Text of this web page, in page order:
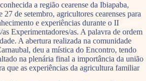
a região cearense da Ibiapaba,
27 de setembro, agricultores cearenses para
e experiências durante o II
Experimentadores/as. A palavra de ordem
A abertura realizada na comunidade
deu a mística do Encontro, tendo
na plenária final a importância da união
que as experiências da agricultura familiar